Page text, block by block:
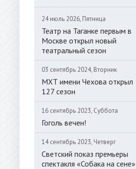
24 июль 2026, Пятница
Театр на Таганке первым в
Москве открыл новый
театральный сезон
03 сентябрь 2024, Вторник
МХТ имени Чехова открыл
127 сезон
16 сентябрь 2023, Суббота
Гоголь вечен!
14 сентябрь 2023, Четверг
Светский показ премьеры
спектакля «Собака на сене»